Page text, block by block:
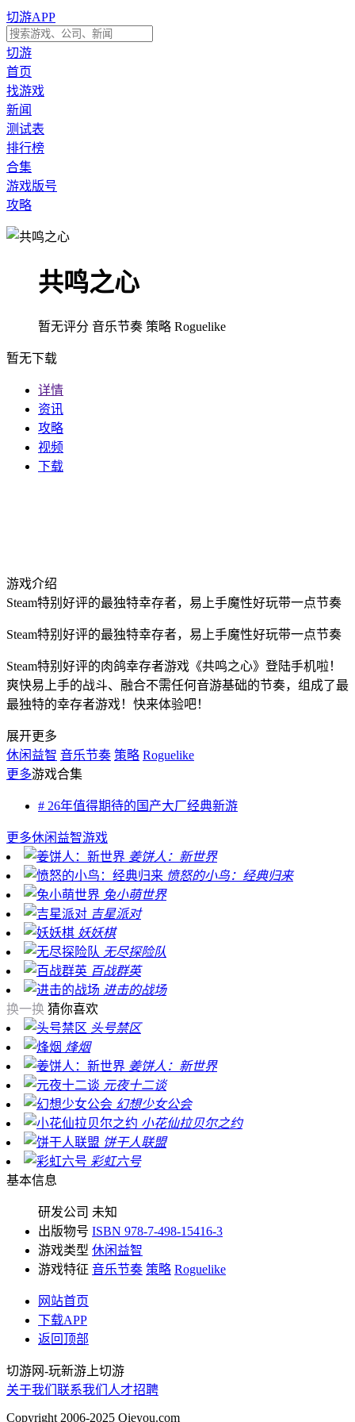
切游APP
切游
首页
找游戏
新闻
测试表
排行榜
合集
游戏版号
攻略
共鸣之心
暂无评分 音乐节奏 策略 Roguelike
暂无下载
详情
资讯
攻略
视频
下载
游戏介绍
Steam特别好评的最独特幸存者，易上手魔性好玩带一点节奏
Steam特别好评的最独特幸存者，易上手魔性好玩带一点节奏
Steam特别好评的肉鸽幸存者游戏《共鸣之心》登陆手机啦！
爽快易上手的战斗、融合不需任何音游基础的节奏，组成了最
最独特的幸存者游戏！快来体验吧！
展开更多
休闲益智 音乐节奏 策略 Roguelike
更多游戏合集
# 26年值得期待的国产大厂经典新游
更多休闲益智游戏
姜饼人：新世界
愤怒的小鸟：经典归来
兔小萌世界
吉星派对
妖妖棋
无尽探险队
百战群英
进击的战场
换一换 猜你喜欢
头号禁区
烽烟
姜饼人：新世界
元夜十二谈
幻想少女公会
小花仙拉贝尔之约
饼干人联盟
彩虹六号
基本信息
研发公司 未知
出版物号 ISBN 978-7-498-15416-3
游戏类型 休闲益智
游戏特征 音乐节奏 策略 Roguelike
网站首页
下载APP
返回顶部
切游网-玩新游上切游
关于我们 联系我们 人才招聘
Copyright 2006-2025 Qieyou.com